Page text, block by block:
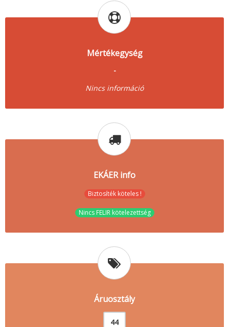
Mértékegység
-
Nincs információ
EKÁER info
Biztosíték köteles !
Nincs FELIR kötelezettség
Áruosztály
44